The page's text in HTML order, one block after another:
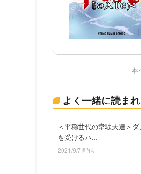
本
よく一緒に読ま
＜平穏世代の韋駄天達＞ダ
を受けるハ...
2021/9/7 配信